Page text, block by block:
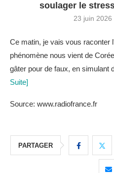
soulager le
23 juin 2026
Ce matin, je vais vous raconter
phénomène nous vient de
gâter pour de faux, en simulant
Suite]
Source: www.radiofrance.fr
PARTAGER